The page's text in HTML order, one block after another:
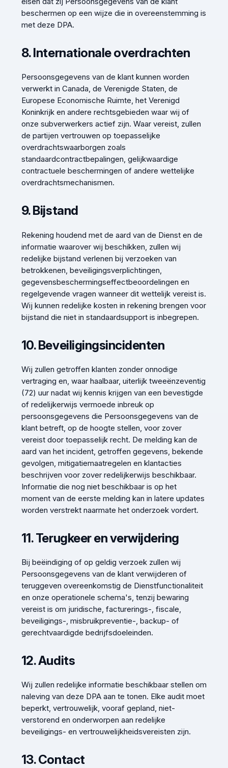
beschermen op een wijze die in overeenstemming is
met deze DPA.
8. Internationale overdrachten
Persoonsgegevens van de klant kunnen worden
verwerkt in Canada, de Verenigde Staten, de
Europese Economische Ruimte, het Verenigd
Koninkrijk en andere rechtsgebieden waar wij of
onze subverwerkers actief zijn. Waar vereist, zullen
de partijen vertrouwen op toepasselijke
overdrachtswaarborgen zoals
standaardcontractbepalingen, gelijkwaardige
contractuele beschermingen of andere wettelijke
overdrachtsmechanismen.
9. Bijstand
Rekening houdend met de aard van de Dienst en de
informatie waarover wij beschikken, zullen wij
redelijke bijstand verlenen bij verzoeken van
betrokkenen, beveiligingsverplichtingen,
gegevensbeschermingseffectbeoordelingen en
regelgevende vragen wanneer dit wettelijk vereist is.
Wij kunnen redelijke kosten in rekening brengen voor
bijstand die niet in standaardsupport is inbegrepen.
10. Beveiligingsincidenten
Wij zullen getroffen klanten zonder onnodige
vertraging en, waar haalbaar, uiterlijk tweeënzeventig
(72) uur nadat wij kennis krijgen van een bevestigde
of redelijkerwijs vermoede inbreuk op
persoonsgegevens die Persoonsgegevens van de
klant betreft, op de hoogte stellen, voor zover
vereist door toepasselijk recht. De melding kan de
aard van het incident, getroffen gegevens, bekende
gevolgen, mitigatiemaatregelen en klantacties
beschrijven voor zover redelijkerwijs beschikbaar.
Informatie die nog niet beschikbaar is op het
moment van de eerste melding kan in latere updates
worden verstrekt naarmate het onderzoek vordert.
11. Terugkeer en verwijdering
Bij beëindiging of op geldig verzoek zullen wij
Persoonsgegevens van de klant verwijderen of
teruggeven overeenkomstig de Dienstfunctionaliteit
en onze operationele schema's, tenzij bewaring
vereist is om juridische, facturerings-, fiscale,
beveiligings-, misbruikpreventie-, backup- of
gerechtvaardigde bedrijfsdoeleinden.
12. Audits
Wij zullen redelijke informatie beschikbaar stellen om
naleving van deze DPA aan te tonen. Elke audit moet
beperkt, vertrouwelijk, vooraf gepland, niet-
verstorend en onderworpen aan redelijke
beveiligings- en vertrouwelijkheidsvereisten zijn.
13. Contact